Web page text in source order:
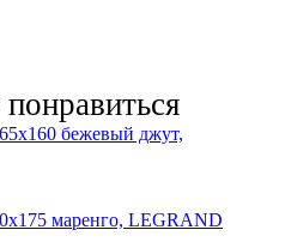
бежевый джут,
маренго, LEGRAND